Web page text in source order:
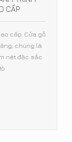
CẤP
cấp. Cửa gỗ
chúng là
nét đặc sắc